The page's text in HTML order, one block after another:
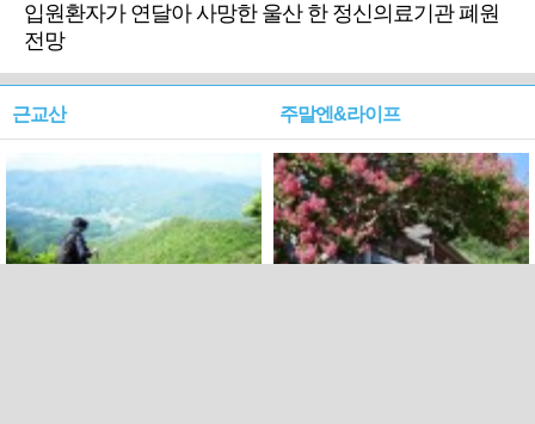
입원환자가 연달아 사망한 울산 한 정신의료기관 폐원
전망
근교산 주말엔&라이프